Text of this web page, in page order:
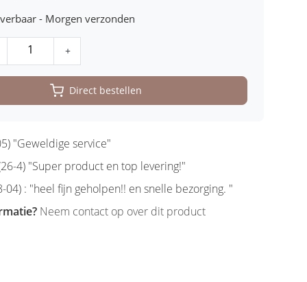
- Morgen verzonden
+
Direct bestellen
"Geweldige service"
4) "Super product en top levering!"
04) : "heel fijn geholpen!! en snelle bezorging. "
Neem contact op over dit product